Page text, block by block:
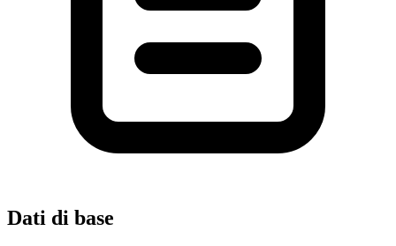
Dati di base